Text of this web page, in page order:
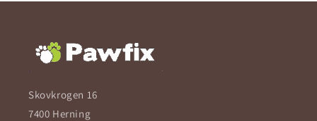
Skovkrogen 16
7400 Herning